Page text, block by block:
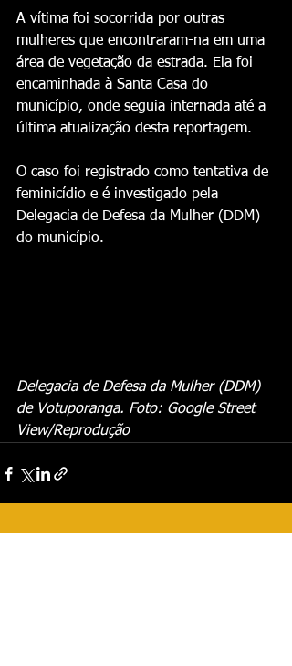
A vítima foi socorrida por outras
mulheres que encontraram-na em uma
área de vegetação da estrada. Ela foi
encaminhada à Santa Casa do
município, onde seguia internada até a
última atualização desta reportagem.
O caso foi registrado como tentativa de
feminicídio e é investigado pela
Delegacia de Defesa da Mulher (DDM)
do município.
Delegacia de Defesa da Mulher (DDM)
de Votuporanga. Foto: Google Street
View/Reprodução